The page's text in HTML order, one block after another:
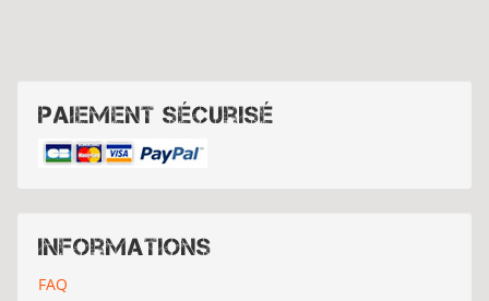
Paiement sécurisé
Informations
FAQ